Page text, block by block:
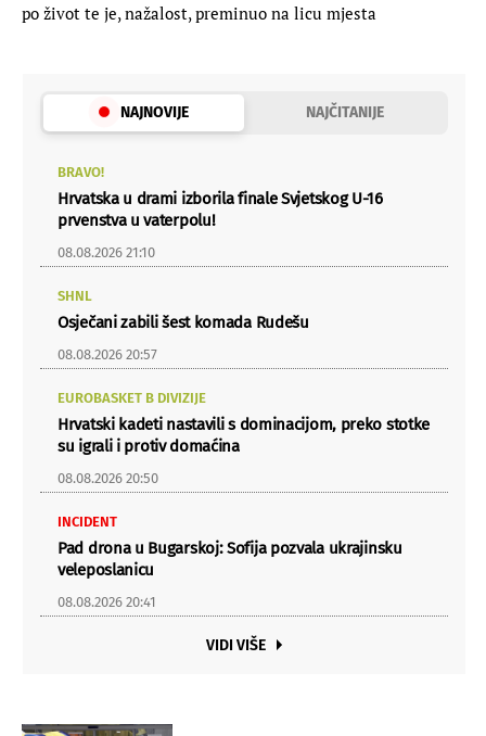
po život te je, nažalost, preminuo na licu mjesta
NAJNOVIJE NAJČITANIJE
BRAVO!
Hrvatska u drami izborila finale Svjetskog U-16
prvenstva u vaterpolu!
08.08.2026 21:10
SHNL
Osječani zabili šest komada Rudešu
08.08.2026 20:57
EUROBASKET B DIVIZIJE
Hrvatski kadeti nastavili s dominacijom, preko stotke
su igrali i protiv domaćina
08.08.2026 20:50
INCIDENT
Pad drona u Bugarskoj: Sofija pozvala ukrajinsku
veleposlanicu
08.08.2026 20:41
VIDI VIŠE